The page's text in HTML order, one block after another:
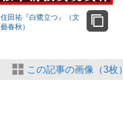
住田祐『白鷺立つ』（文
藝春秋）
この記事の画像（3枚）